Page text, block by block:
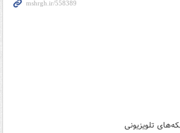
تلویزیونی